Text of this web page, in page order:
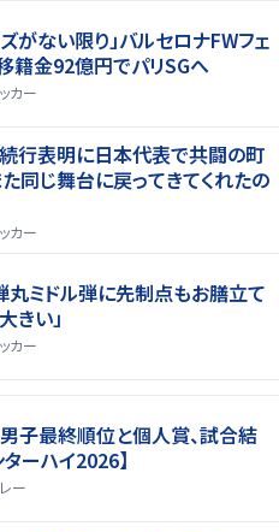
がない限り」バルセロナFWフェ
籍金92億円でパリSGへ
カー
行表明に日本代表で共闘の町
同じ舞台に戻ってきてくれたの
カー
丸ミドル弾に先制点もお膳立て
きい」
カー
最終順位と個人賞、試合結
ーハイ2026】
ー